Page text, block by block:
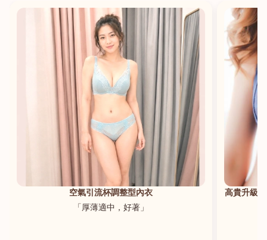
空氣引流杯調整型內衣
「厚薄適中，好著」
高貴升級
港澳中文
English